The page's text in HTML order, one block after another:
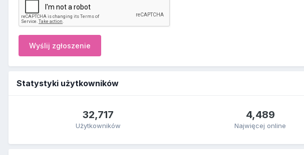
Wyślij zgłoszenie
Statystyki użytkowników
32,717
Użytkowników
4,489
Najwięcej online